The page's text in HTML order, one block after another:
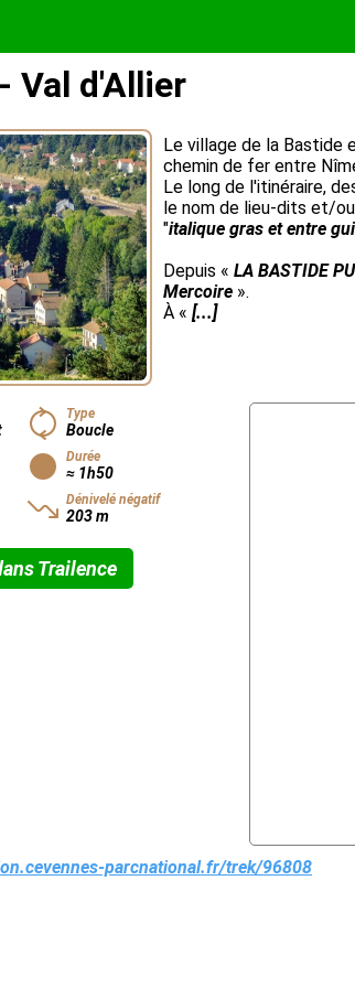
Val d'Allier
Le village de la Bastide
chemin de fer entre
Le long de l'itinéraire,
le nom de lieu-dits et/
"italique gras et entre
Depuis « LA BASTIDE
Mercoire ».
À « [...]
Type
Boucle
Durée
≈ 1h50
Dénivelé négatif
203 m
Trailence
parcnational.fr/trek/96808